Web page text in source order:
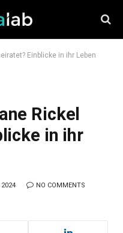
Einblicke in ihr Leben
Rickel
in ihr
2024 NO COMMENTS